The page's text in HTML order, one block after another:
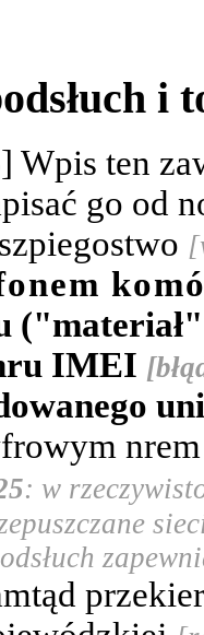
i
ten
go od
IMEI
: w